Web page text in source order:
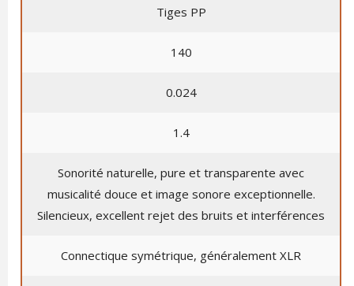
Tiges PP
140
0.024
1.4
Sonorité naturelle, pure et transparente avec
musicalité douce et image sonore exceptionnelle.
Silencieux, excellent rejet des bruits et interférences
Connectique symétrique, généralement XLR